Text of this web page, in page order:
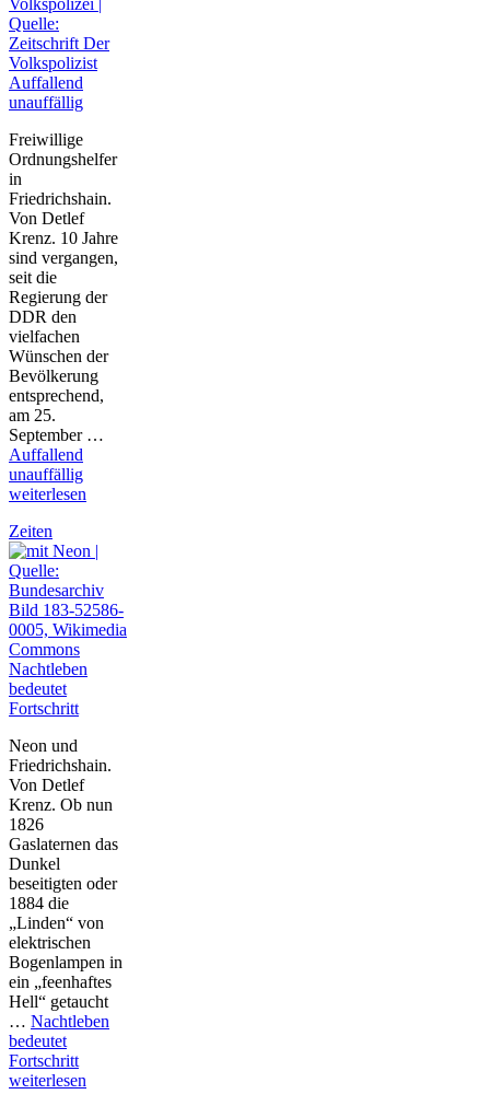
Auffallend
unauffällig
Freiwillige
Ordnungshelfer
in
Friedrichshain.
Von Detlef
Krenz. 10 Jahre
sind vergangen,
seit die
Regierung der
DDR den
vielfachen
Wünschen der
Bevölkerung
entsprechend,
am 25.
September …
Auffallend
unauffällig
weiterlesen
Zeiten
Nachtleben
bedeutet
Fortschritt
Neon und
Friedrichshain.
Von Detlef
Krenz. Ob nun
1826
Gaslaternen das
Dunkel
beseitigten oder
1884 die
„Linden“ von
elektrischen
Bogenlampen in
ein „feenhaftes
Hell“ getaucht
… Nachtleben
bedeutet
Fortschritt
weiterlesen